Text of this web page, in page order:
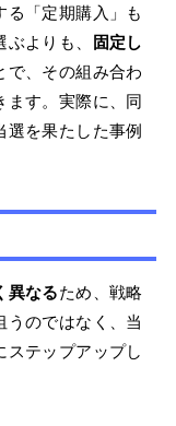
る「定期購入」も
よりも、
固定し
で、その組み合わ
ます。実際に、同
選を果たした事例
異なるため、戦略
うのではなく、当
ステップアップし